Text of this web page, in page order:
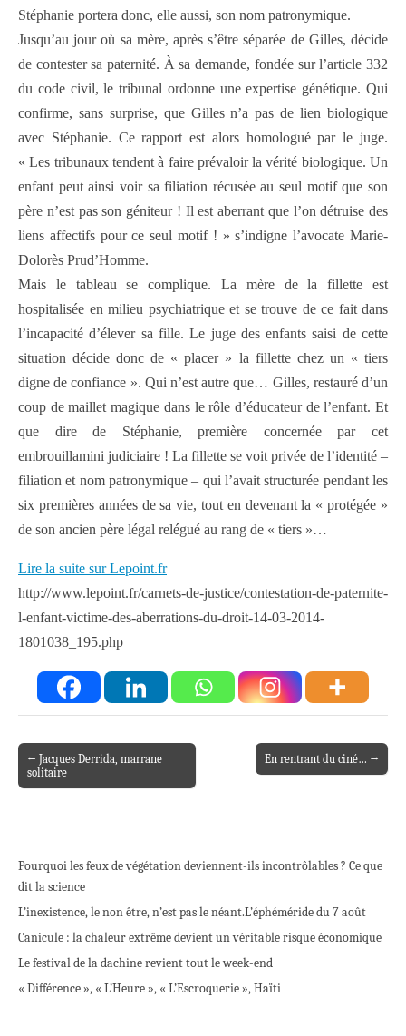
Stéphanie portera donc, elle aussi, son nom patronymique.
Jusqu’au jour où sa mère, après s’être séparée de Gilles, décide
de contester sa paternité. À sa demande, fondée sur l’article 332
du code civil, le tribunal ordonne une expertise génétique. Qui
confirme, sans surprise, que Gilles n’a pas de lien biologique
avec Stéphanie. Ce rapport est alors homologué par le juge.
« Les tribunaux tendent à faire prévaloir la vérité biologique. Un
enfant peut ainsi voir sa filiation récusée au seul motif que son
père n’est pas son géniteur ! Il est aberrant que l’on détruise des
liens affectifs pour ce seul motif ! » s’indigne l’avocate Marie-
Dolorès Prud’Homme.
Mais le tableau se complique. La mère de la fillette est
hospitalisée en milieu psychiatrique et se trouve de ce fait dans
l’incapacité d’élever sa fille. Le juge des enfants saisi de cette
situation décide donc de « placer » la fillette chez un « tiers
digne de confiance ». Qui n’est autre que… Gilles, restauré d’un
coup de maillet magique dans le rôle d’éducateur de l’enfant. Et
que dire de Stéphanie, première concernée par cet
embrouillamini judiciaire ! La fillette se voit privée de l’identité –
filiation et nom patronymique – qui l’avait structurée pendant les
six premières années de sa vie, tout en devenant la « protégée »
de son ancien père légal relégué au rang de « tiers »…
Lire la suite sur Lepoint.fr
http://www.lepoint.fr/carnets-de-justice/contestation-de-paternite-
l-enfant-victime-des-aberrations-du-droit-14-03-2014-
1801038_195.php
Post navigation
← Jacques Derrida, marrane
solitaire
En rentrant du ciné… →
Pourquoi les feux de végétation deviennent-ils incontrôlables ? Ce que
dit la science
L’inexistence, le non être, n’est pas le néant.L’éphéméride du 7 août
Canicule : la chaleur extrême devient un véritable risque économique
Le festival de la dachine revient tout le week-end
« Différence », « L’Heure », « L’Escroquerie », Haïti